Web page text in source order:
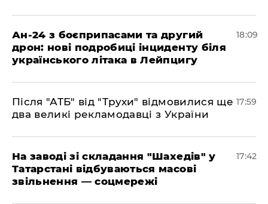
​Ан-24 з боєприпасами та другий
дрон: нові подробиці інциденту біля
українського літака в Лейпцигу
18:09
​Після "АТБ" від "Трухи" відмовилися ще
два великі рекламодавці з України
17:59
​На заводі зі складання "Шахедів" у
Татарстані відбуваються масові
звільнення — соцмережі
17:42